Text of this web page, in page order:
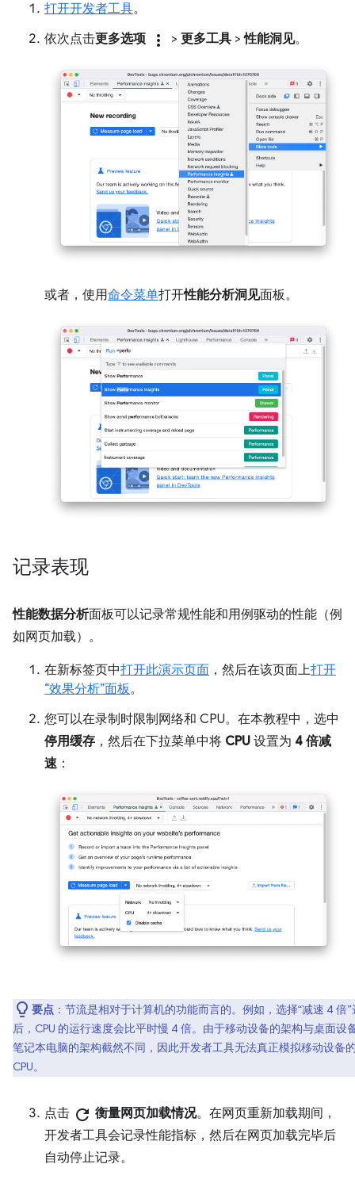
打开开发者工具。
依次点击更多选项 more_vert > 更多工具 >性能洞见。
或者，使用命令菜单打开性能分析洞见面板。
记录表现
性能数据分析面板可以记录常规性能和用例驱动的性能（例
如网页加载）。
在新标签页中打开此演示页面 ，然后在该页面上打开
“效果分析”面板。
您可以在录制时限制网络和 CPU。在本教程中，选中
停用缓存 ，然后在下拉菜单中将 CPU 设置为 4 倍减
速 ：
要点 ：节流是相对于计算机的功能而言的。例如，选择“减速 4 倍
后，CPU 的运行速度会比平时慢 4 倍。由于移动设备的架构与桌面设
笔记本电脑的架构截然不同，因此开发者工具无法真正模拟移动设备
CPU。
点击 refresh 衡量网页加载情况。在网页重新加载期间，
开发者工具会记录性能指标，然后在网页加载完毕后
自动停止记录。